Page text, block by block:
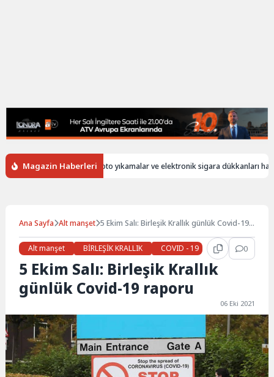
Magazin Haberleri
İngiltere’de oto yıkamalar ve elektronik sigara dükkanları hala
Ana Sayfa Alt manşet 5 Ekim Salı: Birleşik Krallık günlük Covid-19
Alt manşet
BİRLEŞİK KRALLIK COVID - 19 Gündem
0
5 Ekim Salı: Birleşik Krallık
günlük Covid-19 raporu
06 Eki 2021